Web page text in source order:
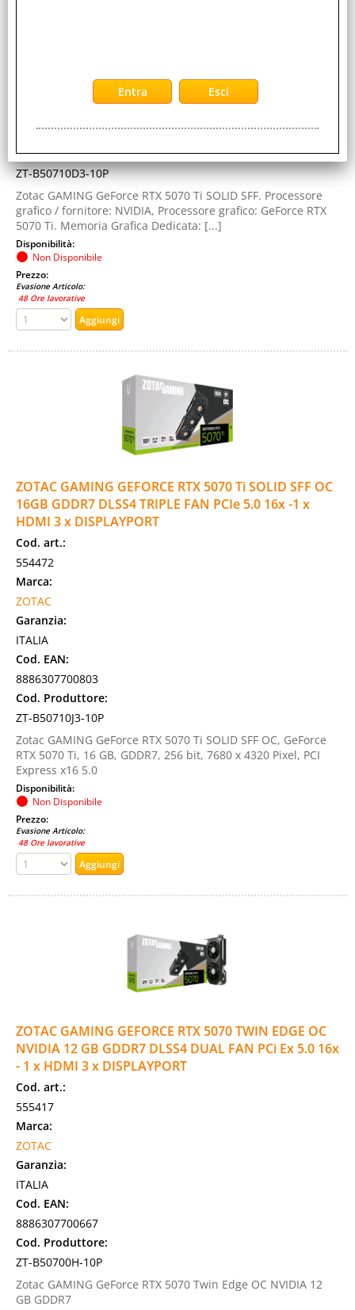
8886307700797
Cod. Produttore:
ZT-B50710D3-10P
Zotac GAMING GeForce RTX 5070 Ti SOLID SFF. Processore
grafico / fornitore: NVIDIA, Processore grafico: GeForce RTX
5070 Ti. Memoria Grafica Dedicata: [...]
Disponibilità:
Non Disponibile
Prezzo:
Evasione Articolo:
48 Ore lavorative
ZOTAC GAMING GEFORCE RTX 5070 Ti SOLID SFF OC
16GB GDDR7 DLSS4 TRIPLE FAN PCIe 5.0 16x -1 x
HDMI 3 x DISPLAYPORT
Cod. art.:
554472
Marca:
ZOTAC
Garanzia:
ITALIA
Cod. EAN:
8886307700803
Cod. Produttore:
ZT-B50710J3-10P
Zotac GAMING GeForce RTX 5070 Ti SOLID SFF OC, GeForce
RTX 5070 Ti, 16 GB, GDDR7, 256 bit, 7680 x 4320 Pixel, PCI
Express x16 5.0
Disponibilità:
Non Disponibile
Prezzo:
Evasione Articolo:
48 Ore lavorative
ZOTAC GAMING GEFORCE RTX 5070 TWIN EDGE OC
NVIDIA 12 GB GDDR7 DLSS4 DUAL FAN PCi Ex 5.0 16x
- 1 x HDMI 3 x DISPLAYPORT
Cod. art.:
555417
Marca:
ZOTAC
Garanzia:
ITALIA
Cod. EAN:
8886307700667
Cod. Produttore:
ZT-B50700H-10P
Zotac GAMING GeForce RTX 5070 Twin Edge OC NVIDIA 12
GB GDDR7